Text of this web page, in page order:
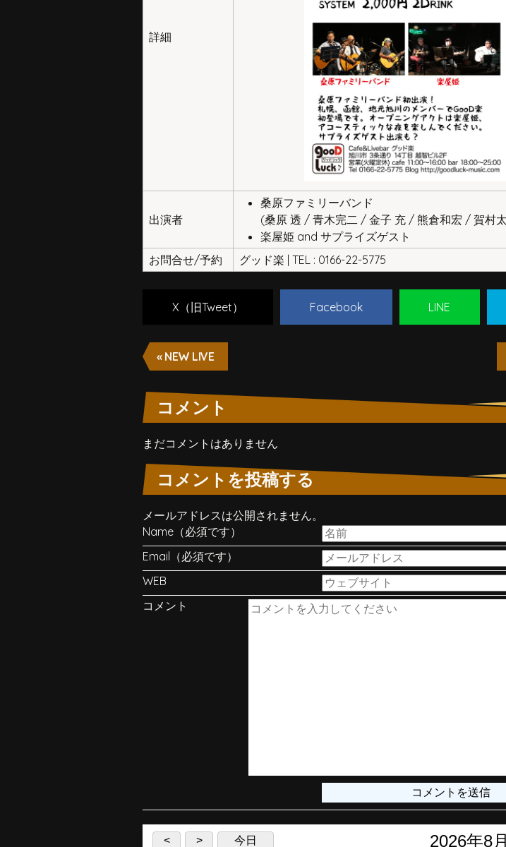
詳細
出演者
桑原ファミリーバンド
(桑原 透 / 青木完二 / 金子 充 / 熊倉和宏 / 賀村
楽屋姫 and サプライズゲスト
お問合せ/予約
グッド楽 | TEL : 0166-22-5775
X（旧Tweet） Facebook LINE
« NEW LIVE
コメント
まだコメントはありません
コメントを投稿する
メールアドレスは公開されません。
Name（必須です）
Email（必須です）
WEB
コメント
< > 今日